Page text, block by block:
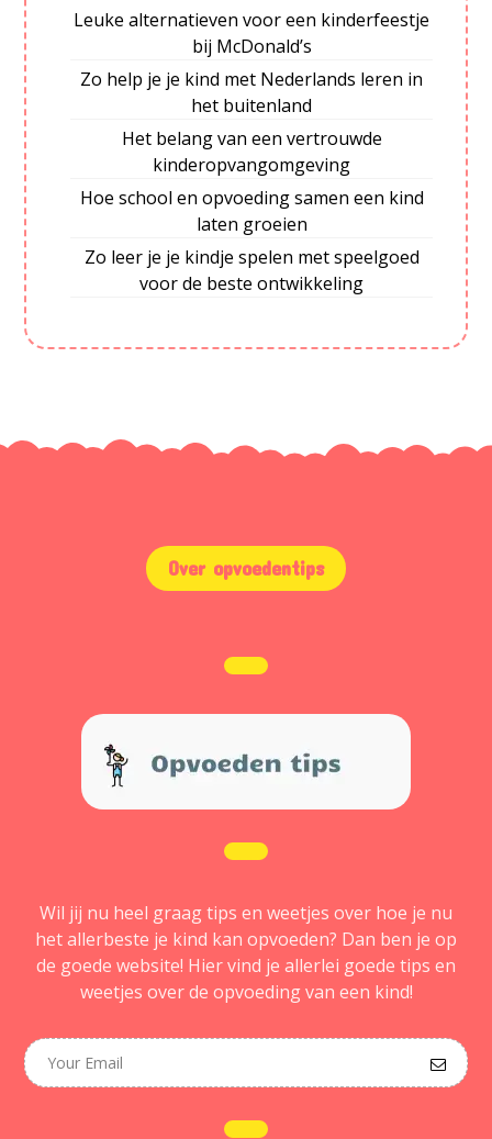
Leuke alternatieven voor een kinderfeestje
bij McDonald’s
Zo help je je kind met Nederlands leren in
het buitenland
Het belang van een vertrouwde
kinderopvangomgeving
Hoe school en opvoeding samen een kind
laten groeien
Zo leer je je kindje spelen met speelgoed
voor de beste ontwikkeling
Over opvoedentips
Wil jij nu heel graag tips en weetjes over hoe je nu
het allerbeste je kind kan opvoeden? Dan ben je op
de goede website! Hier vind je allerlei goede tips en
weetjes over de opvoeding van een kind!